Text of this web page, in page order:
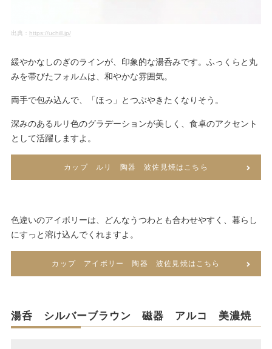
出典： https://uchill.jp/
緩やかなしのぎのラインが、印象的な湯呑みです。ふっくらと丸
みを帯びたフォルムは、和やかな雰囲気。
両手で包み込んで、「ほっ」とつぶやきたくなりそう。
深みのあるルリ色のグラデーションが美しく、食卓のアクセント
として活躍しますよ。
カップ ルリ 陶器 波佐見焼はこちら
色違いのアイボリーは、どんなうつわとも合わせやすく、暮らし
にすっと溶け込んでくれますよ。
カップ アイボリー 陶器 波佐見焼はこちら
湯呑 シルバーブラウン 磁器 アルコ 美濃焼